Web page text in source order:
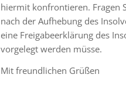
hiermit konfrontieren. Fragen
nach der Aufhebung des
eine Freigabeerklärung des
vorgelegt werden müsse.
Mit freundlichen Grüßen